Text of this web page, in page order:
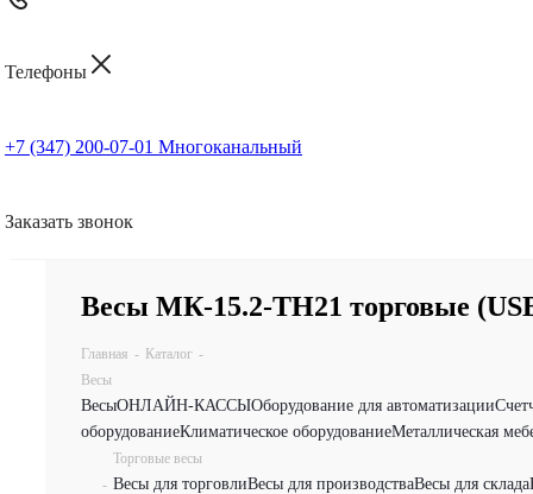
Телефоны
+7 (347) 200-07-01 Многоканальный
Заказать звонок
Весы МК-15.2-ТН21 торговые
Главная - Каталог -
Весы
ВесыОНЛАЙН-КАССЫОборудование для автоматизации
оборудованиеКлиматическое оборудованиеМеталлическая
-
Торговые весы
Весы для торговлиВесы для производстваВесы для склада